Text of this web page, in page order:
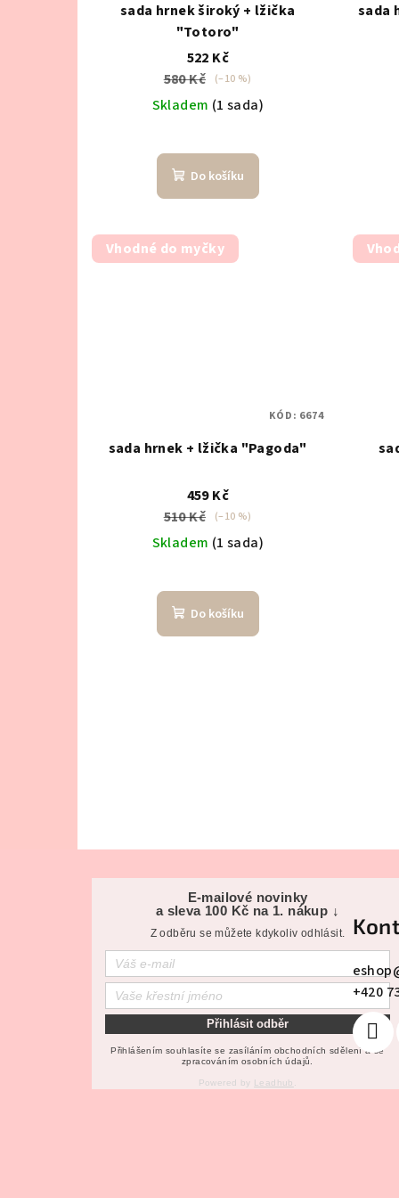
sada hrnek široký + lžička
"Totoro"
522 Kč
580 Kč
(–10 %)
Skladem (1 sada)
Do košíku
sada
Vhodné do myčky
sada hrnek + lžička "Pagoda"
459 Kč
510 Kč
(–10 %)
Skladem (1 sada)
Do košíku
KÓD: 6674
E-mailové novinky
a sleva 100 Kč na 1. nákup ↓
Z odběru se můžete kdykoliv odhlásit.
Přihlásit odběr
Přihlášením souhlasíte se zasíláním obchodních sdělení a se
zpracováním osobních údajů.
Powered by Leadhub
eshop
+420